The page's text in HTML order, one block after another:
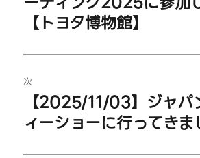
ナ
ビ
ゲ
ー
シ
ョ
の
稿:
【トヨタ博物館】
次
の
【2025/11/03】ジャパ
ィーショーに行ってきま